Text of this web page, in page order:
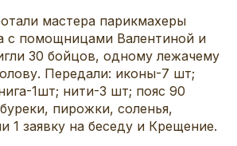
мастера парикмахеры
с помощницами Валентиной и
30 бойцов, одному лежачему
Передали: иконы-7 шт;
1шт; нити-3 шт; пояс 90
пирожки, соленья,
1 заявку на беседу и Крещение.